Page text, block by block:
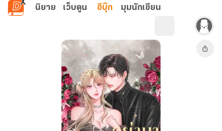
ข้ามไปยังเนื้อหาหลัก
นิยาย เว็บตูน อีบุ๊ก มุมนักเขียน